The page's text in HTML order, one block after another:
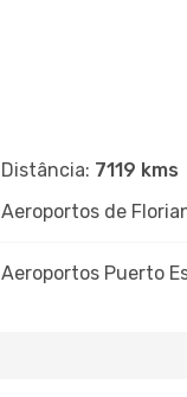
Distância: 7119 kms
Aeroportos de
Aeroportos Puerto